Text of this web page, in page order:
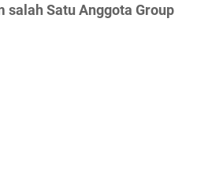
salah Satu Anggota Group